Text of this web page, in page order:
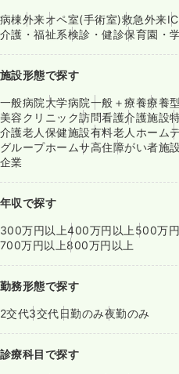
病棟外来オペ室(手術室)救急外来
介護・福祉系検診・健診保育園・
施設形態で探す
一般病院大学病院一般＋療養療養
美容クリニック訪問看護介護施設
介護老人保健施設有料老人ホーム
グループホームサ高住障がい者施設
企業
年収で探す
300万円以上400万円以上 500万
700万円以上800万円以上
勤務形態で探す
2交代3交代日勤のみ夜勤のみ
診療科目で探す